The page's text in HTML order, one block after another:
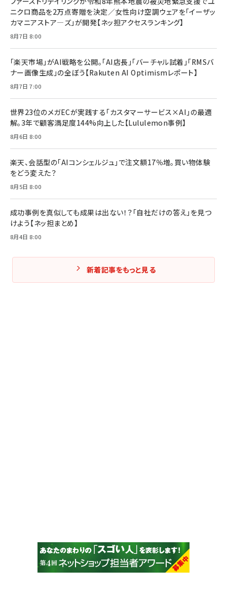
￥1,815
マーケティングの真実 P&G・グリコで学んだ失敗
￥2,200
anan(アンアン)2026/07/08号 No.2502[2026
年後半、あなたの恋と運命／山田涼介]
￥880
ママ投資家が育休中に１億貯めた株式投資
￥1,870
￥1,980
￥2,750
フィードバック経営 「沈黙の組織」から「高め合う
Amazonランキングをもっと見る
ニクロ商品を2万点寄贈を決定／女性向け空調ウェアを「イーザッ
カマニアストア―ズ」が開発【ネッ担アクセスランキング】
8月7日 8:00
「楽天市場」がAI戦略を公開。「AI店長」「バーチャル試着」「RMSバ
ナー画像生成」の全ぼう【Rakuten AI Optimismレポート】
8月7日 7:00
世界23位のメガECが実践する「カスタマーサービス×AI」の最適
解。3年で顧客満足度144%向上した【Lululemon事例】
8月6日 8:00
楽天、会話型の「AIコンシェルジュ」で注文額17％増。買い物体験
をどう変えた？
8月5日 8:00
成功事例を真似しても成果は出ない！？「自社だけの答え」を見つ
けよう【ネッ担まとめ】
8月4日 8:00
新着記事をもっと見る